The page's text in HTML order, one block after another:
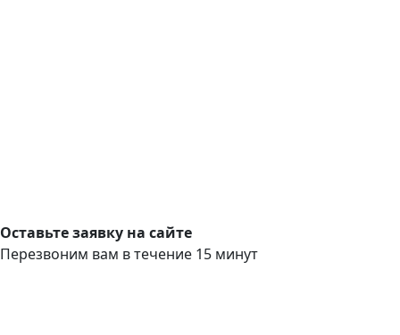
Оставьте заявку на сайте
Перезвоним вам в течение 15 минут